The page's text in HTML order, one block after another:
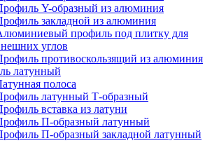
Y-образный из алюминия
закладной из алюминия
профиль под плитку для
углов
противоскользящий из алюминия
латунный
полоса
латунный Т-образный
вставка из латуни
П-образный латунный
П-образный закладной латунный